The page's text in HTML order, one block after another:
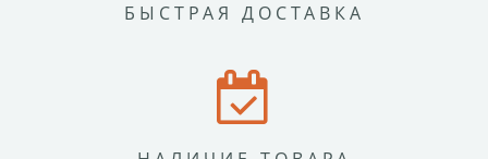
БЫСТРАЯ ДОСТАВКА